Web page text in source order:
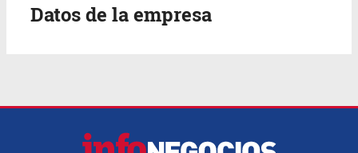
Datos de la empresa